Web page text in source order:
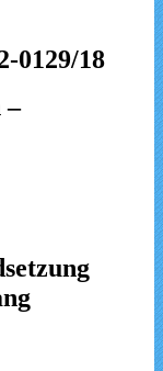
0129/18
–